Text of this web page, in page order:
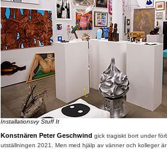
Installationsvy Stuff It
Konstnären Peter Geschwind gick tragiskt bort under
utställningen 2021. Men med hjälp av vänner och kolleger